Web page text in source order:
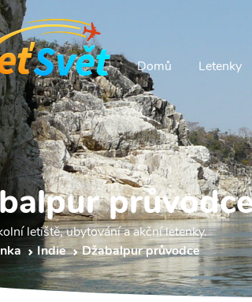
Domů Letenky
letiště, ubytování a akční letenky.
Indie Džabalpur průvodce